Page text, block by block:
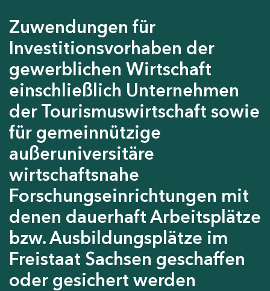
Zuwendungen für
Investitionsvorhaben der
gewerblichen Wirtschaft
einschließlich Unternehmen
der Tourismuswirtschaft sowie
für gemeinnützige
außeruniversitäre
wirtschaftsnahe
Forschungseinrichtungen mit
denen dauerhaft Arbeitsplätze
bzw. Ausbildungsplätze im
Freistaat Sachsen geschaffen
oder gesichert werden